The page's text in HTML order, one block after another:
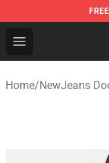
FREE
Open menu
NewJeans
Home/NewJeans